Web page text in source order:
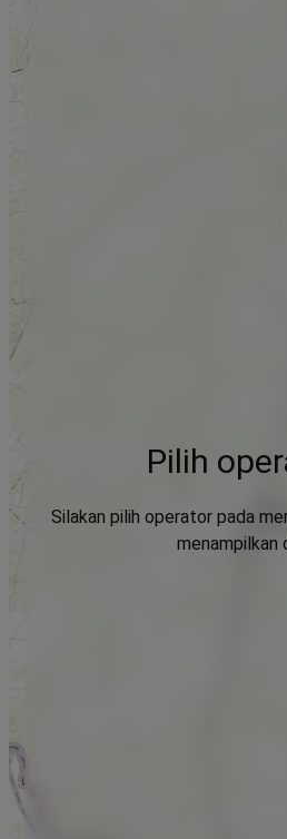
Pilih
Silakan pilih operator pada
menampilkan